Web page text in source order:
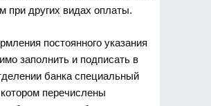
при других видах оплаты.
постоянного указания
заполнить и подписать в
банка специальный
перечислены